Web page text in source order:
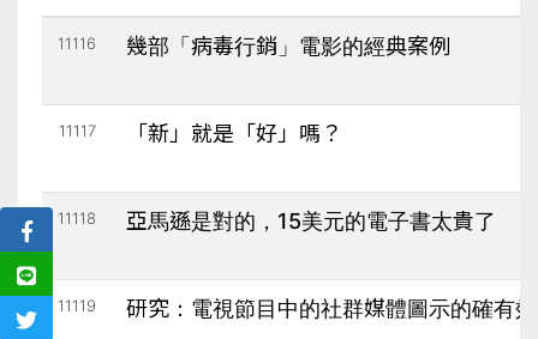
11116 幾部「病毒行銷」電影的經典案例
11117 「新」就是「好」嗎？
11118 亞馬遜是對的，15美元的電子書太貴了
11119 研究：電視節目中的社群媒體圖示的確有效